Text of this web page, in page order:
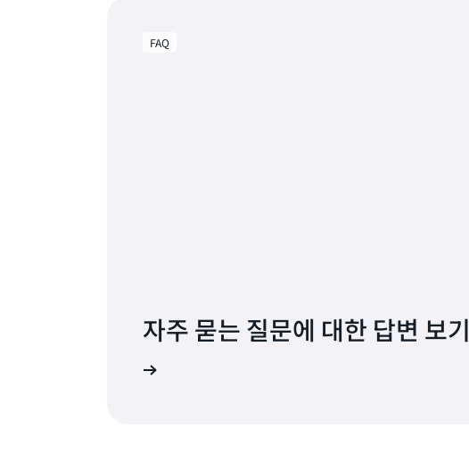
FAQ
자주 묻는 질문에 대한 답변 보기